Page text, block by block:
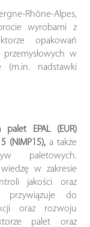
Rhône-Alpes,
wyrobami z
opakowań
w
(m.in. nadstawki
palet EPAL (EUR)
(NIMP15),a także
paletowych.
w zakresie
jakości oraz
przywiązuje do
oraz rozwoju
palet oraz